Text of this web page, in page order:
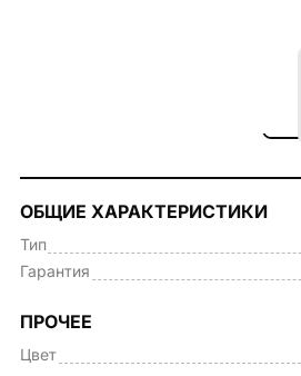
ОБЩИЕ ХАРАКТЕРИСТИКИ
Тип
Гарантия
ПРОЧЕЕ
Цвет